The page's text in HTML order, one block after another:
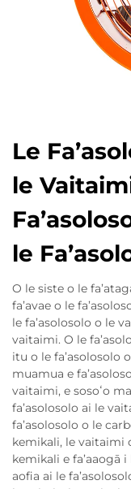
Le
le
le
O le siste o le
fa’avae o le
le fa’asolosolo o le
vaitaimi. O le
itu o le fa’asolosolo
muamua e
vaitaimi, e sosoʻo
fa’asolosolo ai le
fa’asolosolo o le
kemikali, le vaitaimi
kemikali e fa’aaogā
aofia ai le